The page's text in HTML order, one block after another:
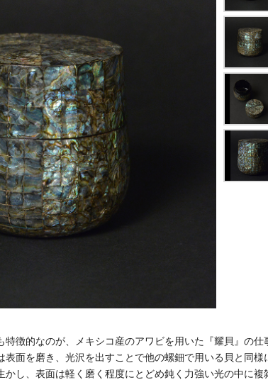
特徴的なのが、メキシコ産のアワビを用いた『耀貝』の仕
表面を磨き、光沢を出すことで他の螺鈿で用いる貝と同様
かし、表面は軽く磨く程度にとどめ鈍く力強い光の中に複